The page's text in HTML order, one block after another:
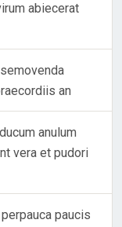
abiecerat
an
anulum
vera et pudori
paucis